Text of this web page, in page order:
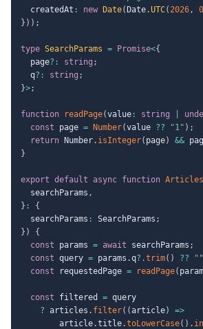
  createdAt
: new Date( Date.UTC( 2026, 0
} ) ) ;
type SearchParams = Promise<{
  page
? : string ;
  q
? : string ;
}>;
function readPage(value : string
const page = Number(value ?? "1" ) ;
return Number. isInteger( page) &&
}
export default async function
  searchParams
,
} :
{
  searchParams
: SearchParams ;
} )
{
const params = await searchParams ;
const query = params .q?.trim( ) ?? ""
const requestedPage = readPage(
const filtered = query
? articles . filter( (article)
=>
        article
.title.toLowerCase( ) .